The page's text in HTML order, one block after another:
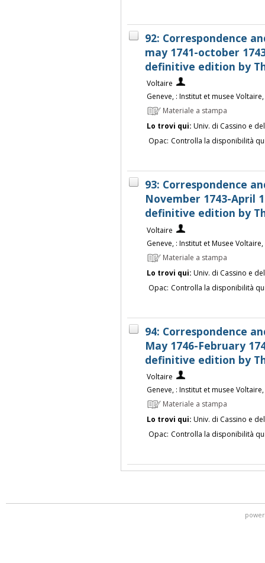
92: Correspondence
may 1741-october
definitive edition by
Voltaire
Geneve, : Institut et musee
Materiale a stampa
Lo trovi qui: Univ. di Cassino e
Opac: Controlla la disponibilità
93: Correspondence
November 1743-April
definitive edition by
Voltaire
Geneve, : Institut et Musee
Materiale a stampa
Lo trovi qui: Univ. di Cassino e
Opac: Controlla la disponibilità
94: Correspondence
May 1746-February
definitive edition by
Voltaire
Geneve, : Institut et musee
Materiale a stampa
Lo trovi qui: Univ. di Cassino e
Opac: Controlla la disponibilità